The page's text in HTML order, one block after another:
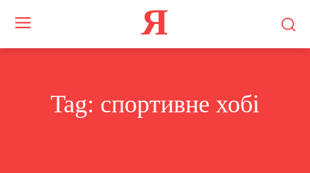
Я
Tag: спортивне хобі